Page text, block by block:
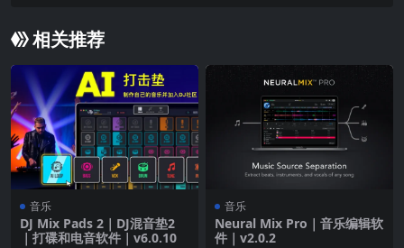
相关推荐
音乐
DJ Mix Pads 2｜DJ混音垫2
｜打碟和电音软件｜v6.0.10
音乐
Neural Mix Pro｜音乐编辑软
件｜v2.0.2